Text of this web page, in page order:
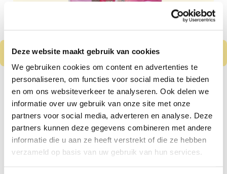
Deze website maakt gebruik van cookies
We gebruiken cookies om content en advertenties te
personaliseren, om functies voor social media te bieden
en om ons websiteverkeer te analyseren. Ook delen we
informatie over uw gebruik van onze site met onze
partners voor social media, adverteren en analyse. Deze
partners kunnen deze gegevens combineren met andere
informatie die u aan ze heeft verstrekt of die ze hebben
verzameld op basis van uw gebruik van hun services.
Nero Gold Puppy
Kip & Rijst
Vanaf€ 8,99
Kleine tot middelgrote puppy's
Gluten en tarwe vrij